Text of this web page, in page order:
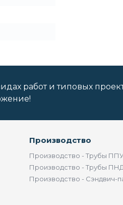
работ и типовых
Производство
Производство - Трубы
Производство - Трубы
Производство - Сэндвич-